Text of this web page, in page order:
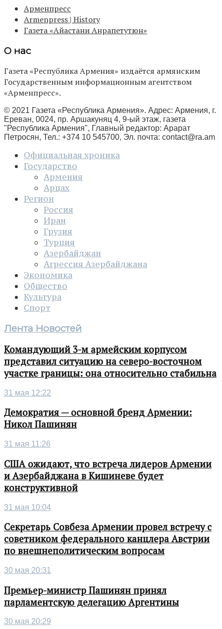
Арменпресс
Armenpress | History
Газета «Айастани Анрапетутюн»
О нас
Газета «Республика Армения» издаётся армянским
Государственным информационным агентством
«Арменпресс».
© 2021 Газета «Республика Армения». Адрес: Армения, г.
Ереван, 0024, пр. Аршакуняц 4, 9-ый этаж, газета
"Республика Армения", Главный редактор: Арарат
Петросян, Тел.: +374 10 545700, Эл. почта: contact@ra.am
Официальная хроника
Государство
Армения
Арцах
Регион
Россия
Иран
Грузия
Турция
Азербайджан
Агрессия Азербайджана
Экономика
Общество
Культура
Спорт
Лента Новостей
Командующий 3-м армейским корпусом
представил ситуацию на северо-восточном
участке границы: она относительно стабильна
31 мая 12:22
Демократия — основной бренд Армении:
Никол Пашинян
31 мая 11:26
США ожидают, что встреча лидеров Армении
и Азербайджана в Кишиневе будет
конструктивной
31 мая 10:04
Секретарь Совбеза Армении провел встречу с
советником федерального канцлера Австрии
по внешнеполитическим вопросам
30 мая 20:31
Премьер-министр Пашинян принял
парламентскую делегацию Аргентины
30 мая 20:29